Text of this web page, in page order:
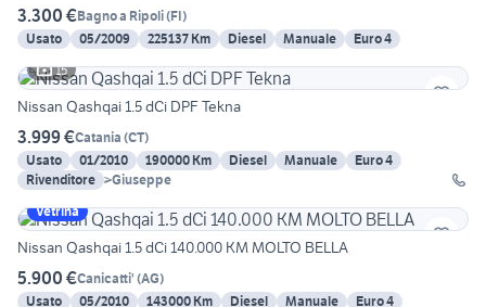
3.300 €Bagno a Ripoli(FI)
Usato
05/2009 225137 Km Diesel Manuale
Euro 4
15
Nissan Qashqai 1.5 dCi DPF Tekna
3.999 €Catania (CT)
Usato
01/2010 190000 Km Diesel Manuale
Euro 4
Rivenditore >Giuseppe
Vetrina
Nissan Qashqai 1.5 dCi 140.000 KM MOLTO BELLA
5.900 €Canicatti' (AG)
Usato
05/2010 143000 Km Diesel Manuale
Euro 4